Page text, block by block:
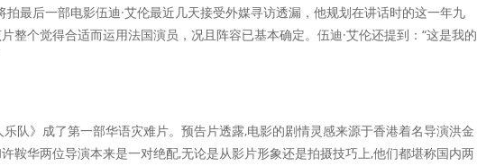
拍最后一部电影伍迪·艾伦最近几天接受外媒寻访透漏，他规划在讲话时的这一年九
整个觉得合适而运用法国演员，况且阵容已基本确定。伍迪·艾伦还提到：“这是我的
队》成了第一部华语灾难片。预告片透露,电影的剧情灵感来源于香港着名导演洪金
鞍华两位导演本来是一对绝配,无论是从影片形象还是拍摄技巧上,他们都堪称国内两